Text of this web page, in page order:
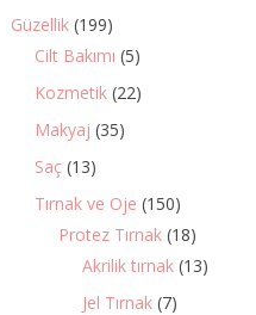
Güzellik (199)
Cilt Bakımı (5)
Kozmetik (22)
Makyaj (35)
Saç (13)
Tırnak ve Oje (150)
Protez Tırnak (18)
Akrilik tırnak (13)
Jel Tırnak (7)